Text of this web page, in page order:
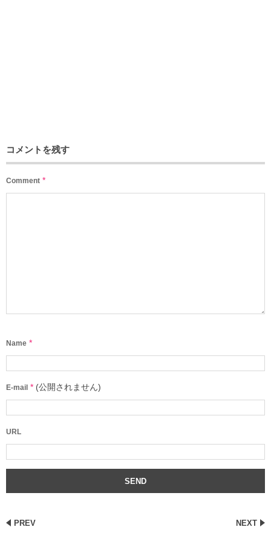
コメントを残す
Comment *
Name *
E-mail * (公開されません)
URL
PREV NEXT